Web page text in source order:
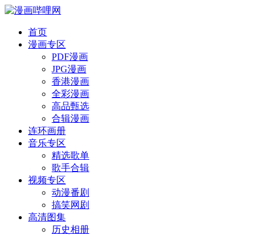
首页
漫画专区
PDF漫画
JPG漫画
香港漫画
全彩漫画
高品甄选
合辑漫画
连环画册
音乐专区
精选歌单
歌手合辑
视频专区
动漫番剧
搞笑网剧
高清图集
历史相册